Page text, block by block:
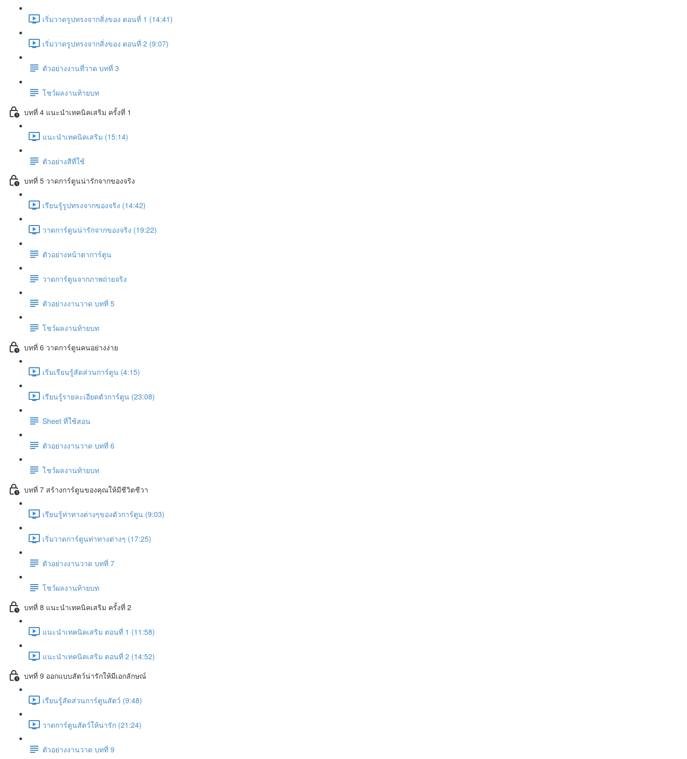
เริ่มวาดรูปทรงจากสิ่งของ ตอนที่ 1 (14:41)
เริ่มวาดรูปทรงจากสิ่งของ ตอนที่ 2 (9:07)
ตัวอย่างงานที่วาด บทที่ 3
โชว์ผลงานท้ายบท
บทที่ 4 แนะนำเทคนิคเสริม ครั้งที่ 1
แนะนำเทคนิคเสริม (15:14)
ตัวอย่างสีที่ใช้
บทที่ 5 วาดการ์ตูนน่ารักจากของจริง
เรียนรู้รูปทรงจากของจริง (14:42)
วาดการ์ตูนน่ารักจากของจริง (19:22)
ตัวอย่างหน้าตาการ์ตูน
วาดการ์ตูนจากภาพถ่ายจริง
ตัวอย่างงานวาด บทที่ 5
โชว์ผลงานท้ายบท
บทที่ 6 วาดการ์ตูนคนอย่างง่าย
เริ่มเรียนรู้สัดส่วนการ์ตูน (4:15)
เรียนรู้รายละเอียดตัวการ์ตูน (23:08)
Sheet ที่ใช้สอน
ตัวอย่างงานวาด บทที่ 6
โชว์ผลงานท้ายบท
บทที่ 7 สร้างการ์ตูนของคุณให้มีชีวิตชีวา
เรียนรู้ท่าทางต่างๆของตัวการ์ตูน (9:03)
เริ่มวาดการ์ตูนท่าทางต่างๆ (17:25)
ตัวอย่างงานวาด บทที่ 7
โชว์ผลงานท้ายบท
บทที่ 8 แนะนำเทคนิคเสริม ครั้งที่ 2
แนะนำเทคนิคเสริม ตอนที่ 1 (11:58)
แนะนำเทคนิคเสริม ตอนที่ 2 (14:52)
บทที่ 9 ออกแบบสัตว์น่ารักให้มีเอกลักษณ์
เรียนรู้สัดส่วนการ์ตูนสัตว์ (9:48)
วาดการ์ตูนสัตว์ให้น่ารัก (21:24)
ตัวอย่างงานวาด บทที่ 9